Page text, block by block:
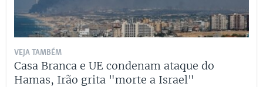
VEJA TAMBÉM
Casa Branca e UE condenam ataque do
Hamas, Irão grita "morte a Israel"